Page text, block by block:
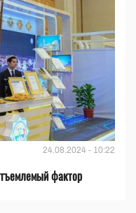
24.08.2024 - 10:22
фактор